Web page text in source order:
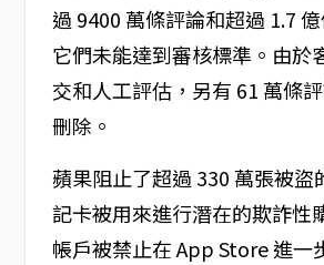
過 9400 萬條評論和超過 1.7
它們未能達到審核標準。由於
交和人工評估，另有 61 萬條
刪除。
蘋果阻止了超過 330 萬張被盜
記卡被用來進行潛在的欺詐性
帳戶被禁止在 App Store 進一